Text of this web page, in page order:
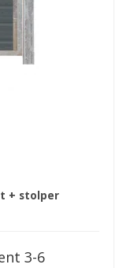
+ stolper
3-6